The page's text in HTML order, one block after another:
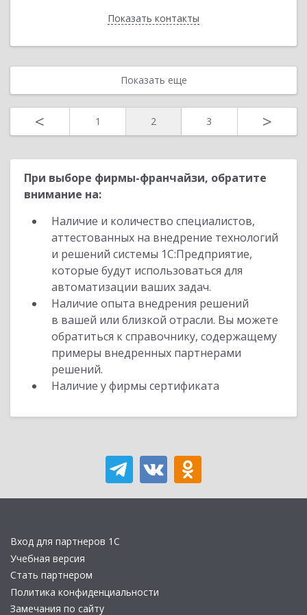
Показать контакты
Назад
Показать еще
< 1 2 3 >
При выборе фирмы-франчайзи, обратите
внимание на:
Наличие и количество специалистов,
аттестованных на внедрение технологий
и решений системы 1С:Предприятие,
которые будут использоваться для
автоматизации ваших задач.
Наличие опыта внедрения решений
в вашей или близкой отрасли. Вы можете
обратиться к справочнику, содержащему
примеры внедренных партнерами
решений.
Наличие у фирмы сертификата
Вход для партнеров 1С
Учебная версия
Стать партнером
Политика конфиденциальности
Замечания по сайту